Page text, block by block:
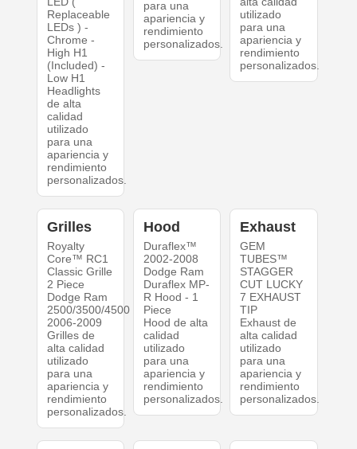
Replaceable
LEDs ) -
Chrome -
High H1
(Included) -
Low H1
Headlights
de alta
calidad
utilizado
para una
apariencia y
rendimiento
personalizados.
para una
apariencia y
rendimiento
personalizados.
utilizado
para una
apariencia y
rendimiento
personalizados.
Grilles
Royalty
Core™ RC1
Classic Grille
2 Piece
Dodge Ram
2500/3500/4500
2006-2009
Grilles de
alta calidad
utilizado
para una
apariencia y
rendimiento
personalizados.
Hood
Duraflex™
2002-2008
Dodge Ram
Duraflex MP-
R Hood - 1
Piece
Hood de alta
calidad
utilizado
para una
apariencia y
rendimiento
personalizados.
Exhaust
GEM
TUBES™
STAGGER
CUT LUCKY
7 EXHAUST
TIP
Exhaust de
alta calidad
utilizado
para una
apariencia y
rendimiento
personalizados.